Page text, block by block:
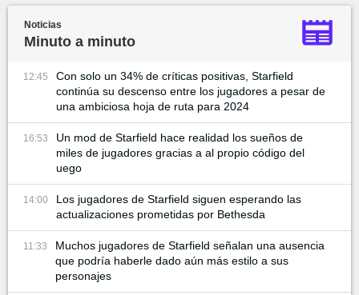
Noticias
Minuto a minuto
12:45
Con solo un 34% de críticas positivas, Starfield
continúa su descenso entre los jugadores a pesar de
una ambiciosa hoja de ruta para 2024
16:53
Un mod de Starfield hace realidad los sueños de
miles de jugadores gracias a al propio código del
uego
14:00
Los jugadores de Starfield siguen esperando las
actualizaciones prometidas por Bethesda
11:33
Muchos jugadores de Starfield señalan una ausencia
que podría haberle dado aún más estilo a sus
personajes